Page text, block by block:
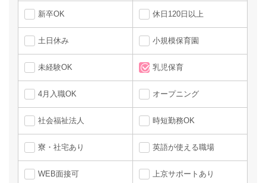
新卒OK 休日120日以上
土日休み 小規模保育園
未経験OK 乳児保育
4月入職OK オープニング
社会福祉法人 時短勤務OK
寮・社宅あり 英語が使える職場
WEB面接可 上京サポートあり